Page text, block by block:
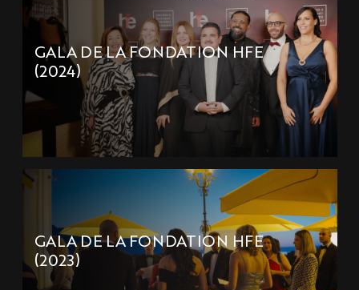
GALA DE LA FONDATION HFE
(2024)
GALA DE LA FONDATION HFE
(2023)